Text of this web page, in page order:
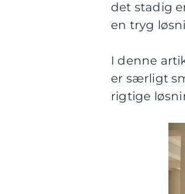
det stadig
en tryg
I denne
er særligt
rigtige